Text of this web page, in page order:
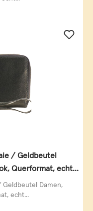
/ Geldbeutel
Querformat, echt
Damen,
echt...